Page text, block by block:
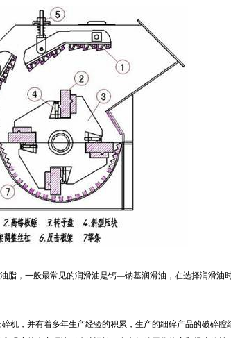
脂，一般最常见的润滑油是钙—钠基润滑油，在选择润滑油
机，并有着多年生产经验的积累，生产的细碎产品的破碎腔